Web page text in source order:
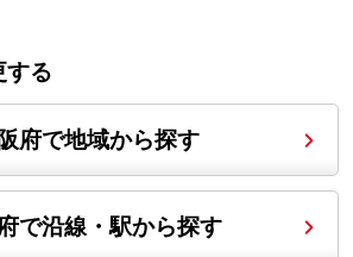
する
府で地域から探す
で沿線・駅から探す